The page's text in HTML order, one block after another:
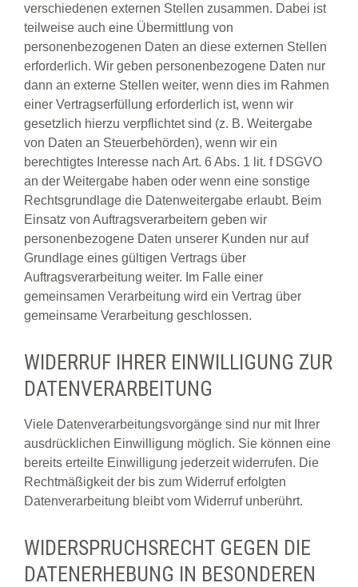
verschiedenen externen Stellen zusammen. Dabei ist
teilweise auch eine Übermittlung von
personenbezogenen Daten an diese externen Stellen
erforderlich. Wir geben personenbezogene Daten nur
dann an externe Stellen weiter, wenn dies im Rahmen
einer Vertragserfüllung erforderlich ist, wenn wir
gesetzlich hierzu verpflichtet sind (z. B. Weitergabe
von Daten an Steuerbehörden), wenn wir ein
berechtigtes Interesse nach Art. 6 Abs. 1 lit. f DSGVO
an der Weitergabe haben oder wenn eine sonstige
Rechtsgrundlage die Datenweitergabe erlaubt. Beim
Einsatz von Auftragsverarbeitern geben wir
personenbezogene Daten unserer Kunden nur auf
Grundlage eines gültigen Vertrags über
Auftragsverarbeitung weiter. Im Falle einer
gemeinsamen Verarbeitung wird ein Vertrag über
gemeinsame Verarbeitung geschlossen.
WIDERRUF IHRER EINWILLIGUNG ZUR
DATENVERARBEITUNG
Viele Datenverarbeitungsvorgänge sind nur mit Ihrer
ausdrücklichen Einwilligung möglich. Sie können eine
bereits erteilte Einwilligung jederzeit widerrufen. Die
Rechtmäßigkeit der bis zum Widerruf erfolgten
Datenverarbeitung bleibt vom Widerruf unberührt.
WIDERSPRUCHSRECHT GEGEN DIE
DATENERHEBUNG IN BESONDEREN